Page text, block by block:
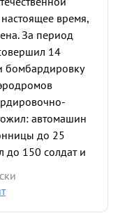
настоящее время,
За период
14
бомбардировку
автомашин
до 25
до 150 солдат и